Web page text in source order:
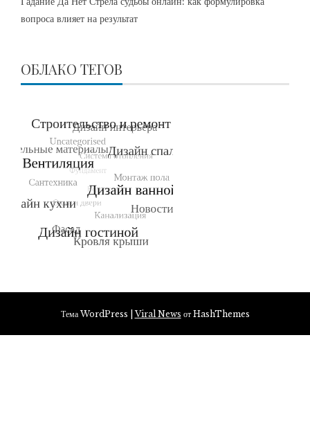
вопроса влияет на результат
ОБЛАКО ТЕГОВ
Тема WordPress |Viral News от HashThemes